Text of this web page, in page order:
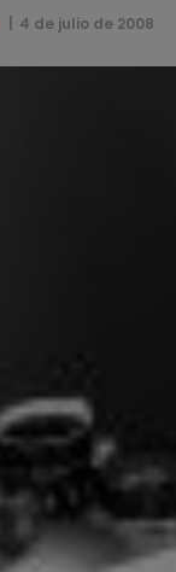
4 de julio de 2008